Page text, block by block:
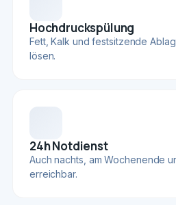
Hochdruckspülung
Fett, Kalk und festsitzende
lösen.
24h Notdienst
Auch nachts, am Wochenende
erreichbar.